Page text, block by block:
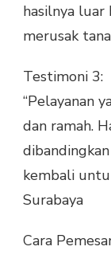
hasilnya luar
merusak
Testimoni 3:
“Pelayanan
dan ramah.
kembali
Surabaya
Cara